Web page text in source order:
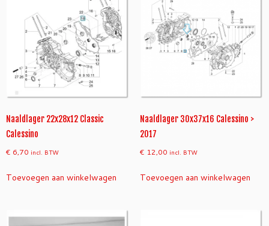
Naaldlager 22x28x12 Classic
Calessino
€ 6,70 incl. BTW
Toevoegen aan winkelwagen
Naaldlager 30x37x16 Calessino >
2017
€ 12,00 incl. BTW
Toevoegen aan winkelwagen